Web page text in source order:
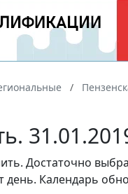
Достаточно
день. Календарь